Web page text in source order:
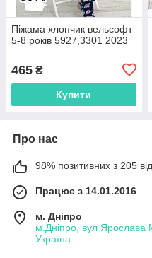
Піжама хлопчик вельсофт
5-8 років 5927,3301 2023
465 ₴
Купити
Про нас
98% позитивних з 205
Працює з 14.01.2016
м. Дніпро
м.Дніпро, вул Ярослава
Україна